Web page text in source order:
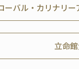
ーバル・カリナリ
立命